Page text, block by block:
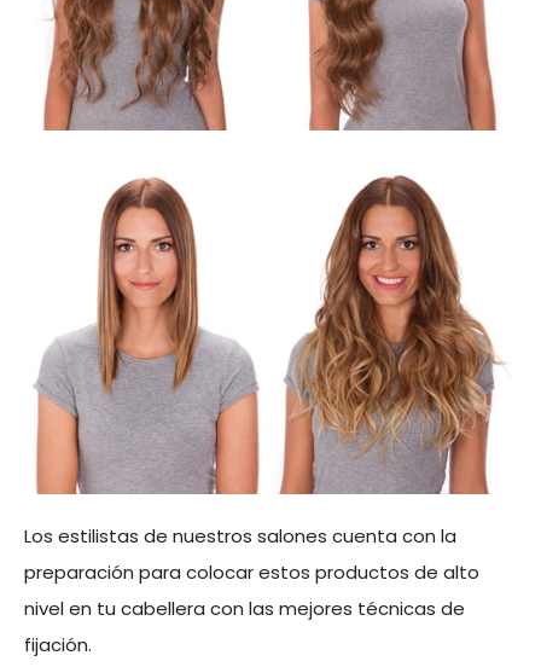
Los estilistas de nuestros salones cuenta con la
preparación para colocar estos productos de alto
nivel en tu cabellera con las mejores técnicas de
fijación.